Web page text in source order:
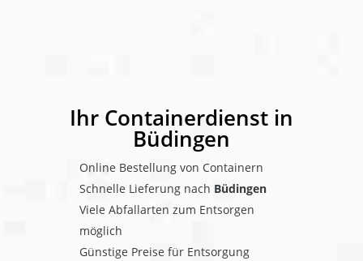
Ihr Containerdienst in
Büdingen
Online Bestellung von Containern
Schnelle Lieferung nach Büdingen
Viele Abfallarten zum Entsorgen
möglich
Günstige Preise für Entsorgung